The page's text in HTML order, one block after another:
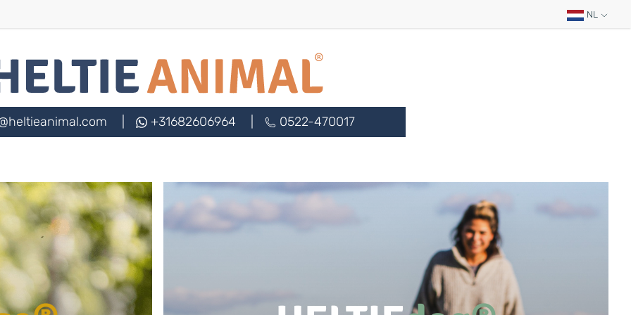
NL
+31682606964 0522-470017